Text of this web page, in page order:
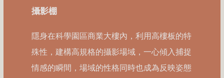
攝影棚
隱身在科學園區商業大樓內，利用高樓板的特
殊性，建構高規格的攝影場域，一心傾入捕捉
情感的瞬間，場域的性格同時也成為反映姿態